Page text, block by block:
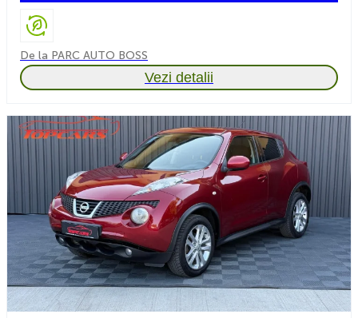
De la PARC AUTO BOSS
Vezi detalii